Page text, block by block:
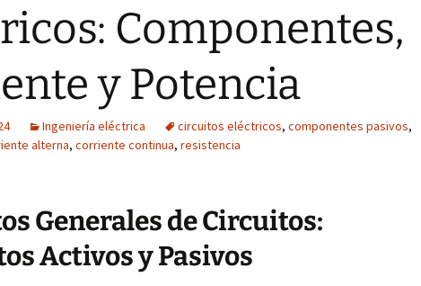
Componentes,
y Potencia
Ingeniería eléctrica circuitos eléctricos, componentes pasivos,
alterna, corriente continua, resistencia
Generales de Circuitos:
Activos y Pasivos